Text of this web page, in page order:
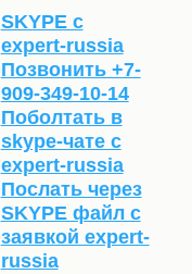
SKYPE с
expert-russia
Позвонить +7-
909-349-10-14
Поболтать в
skype-чате с
expert-russia
Послать через
SKYPE файл c
заявкой expert-
russia